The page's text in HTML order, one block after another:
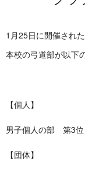
1月25日に開催され
本校の弓道部が以下
【個人】
男子個人の部 第3位
【団体】